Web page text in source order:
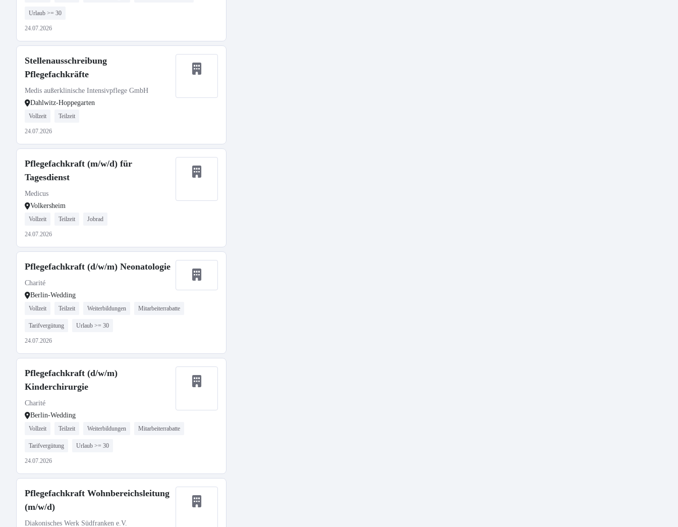
Urlaub >= 30
24.07.2026
Stellenausschreibung
Pflegefachkräfte
Medis außerklinische Intensivpflege GmbH
Dahlwitz-Hoppegarten
Vollzeit Teilzeit
24.07.2026
Pflegefachkraft (m/w/d) für
Tagesdienst
Medicus
Volkersheim
Vollzeit Teilzeit Jobrad
24.07.2026
Pflegefachkraft (d/w/m) Neonatologie
Charité
Berlin-Wedding
Vollzeit Teilzeit Weiterbildungen Mitarbeiterrabatte
Tarifvergütung Urlaub >= 30
24.07.2026
Pflegefachkraft (d/w/m)
Kinderchirurgie
Charité
Berlin-Wedding
Vollzeit Teilzeit Weiterbildungen Mitarbeiterrabatte
Tarifvergütung Urlaub >= 30
24.07.2026
Pflegefachkraft Wohnbereichsleitung
(m/w/d)
Diakonisches Werk Südfranken e.V.